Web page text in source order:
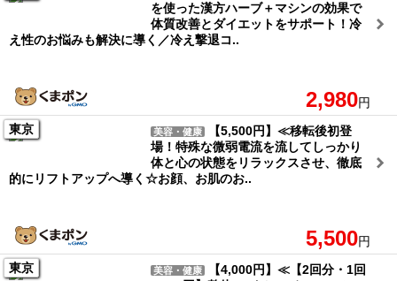
を使った漢方ハーブ＋マシンの効果で
体質改善とダイエットをサポート！冷
え性のお悩みも解決に導く／冷え撃退コ..
2,980円
東京
美容・健康
【5,500円】≪移転後初登
場！特殊な微弱電流を流してしっかり
体と心の状態をリラックスさせ、徹底
的にリフトアップへ導く☆お顔、お肌のお..
5,500円
東京
美容・健康
【4,000円】≪【2回分・1回